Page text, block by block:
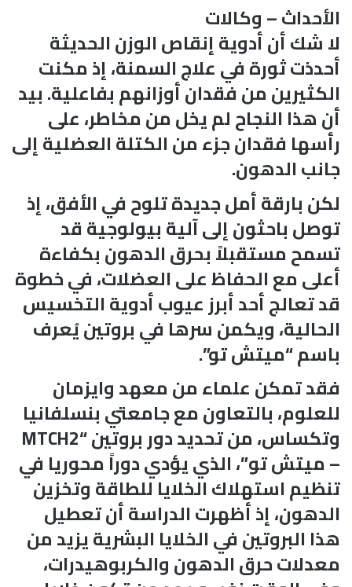
الأحداث – وكالات
لا شك أن أدوية إنقاص الوزن الحديثة
أحدذت ثورة في علاج السمنة، إذ مكنت
الكثيرين من فقدان أوزانهم بفاعلية. بيد
أن هذا النجاح لم يخل من مخاطر، على
رأسها فقدان جزء من الكتلة العضلية إلى
جانب الدهون.
لكن بارقة أمل جديدة تلوح في الأفق، إذ
توصل باحثون إلى آلية بيولوجية قد
تسمح مستقبلاً بحرق الدهون بكفاءة
أعلى مع الحفاظ على العضلات، في خطوة
قد تعالج أحد أبرز عيوب أدوية التخسيس
الحالية، ويكمن سرها في بروتين يُعرف
باسم “ميتش تو”.
فقد تمكن علماء من معهد وايزمان
للعلوم، بالتعاون مع جامعتي بنسلفانيا
وتكساس، من تحديد دور بروتين “MTCH2
– ميتش تو”، الذي يؤدي دوراً محوريا في
تنظيم استهلاك الخلايا للطاقة وتخزين
الدهون، إذ أظهرت الدراسة أن تعطيل
هذا البروتين في الخلايا البشرية يزيد من
معدلات حرق الدهون والكربوهيدرات،